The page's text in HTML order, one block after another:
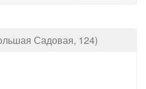
Садовая, 124)